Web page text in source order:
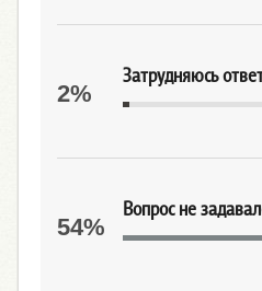
Затрудняюсь
2%
Вопрос не
54%